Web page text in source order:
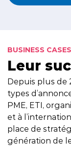
BUSINESS CASES
Leur
Depuis plus de
types
PME, ETI,
et à
place de
génération de